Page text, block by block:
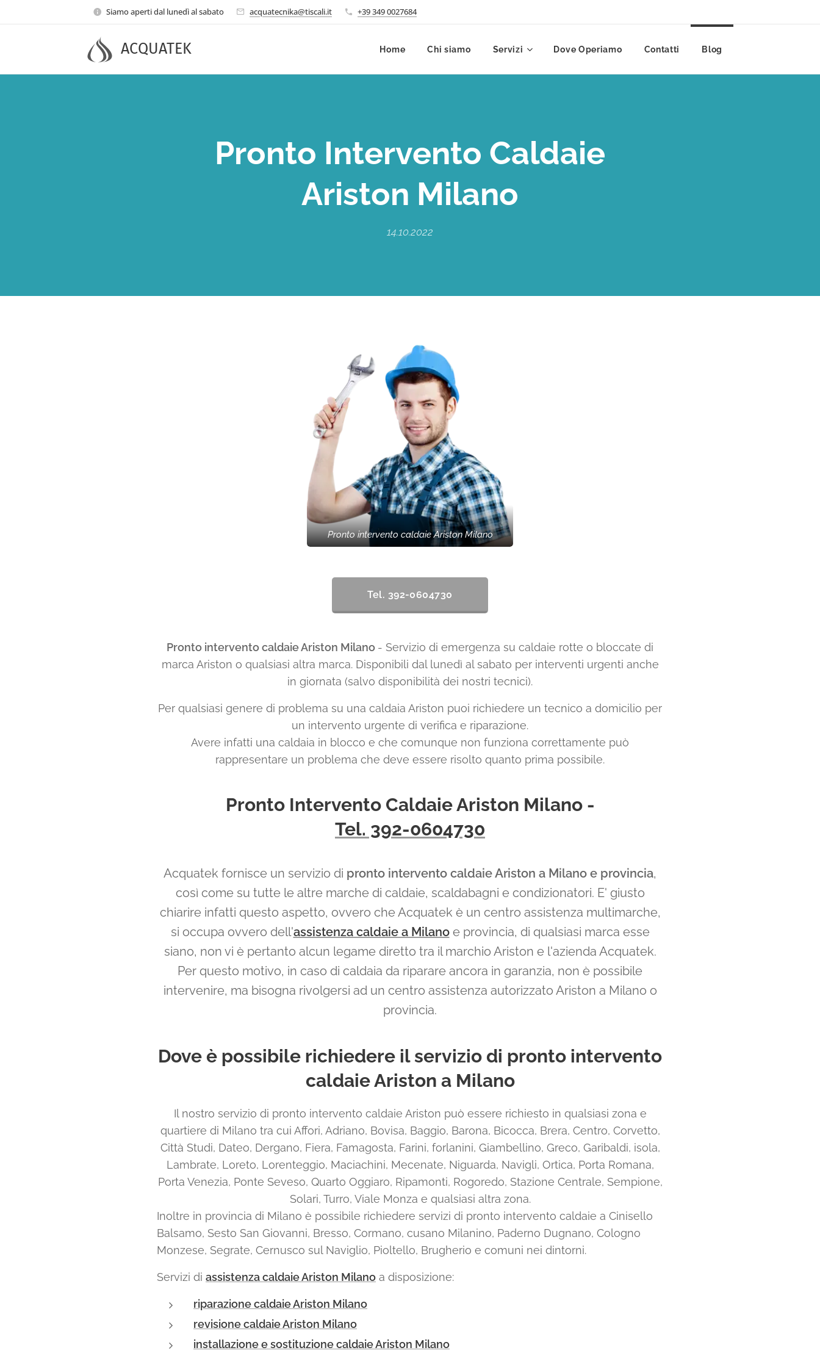
Siamo aperti dal lunedì al sabato acquatecnika@tiscali.it +39 349 0027684
ACQUATEK Home Chi siamo Servizi Dove Operiamo Contatti Blog
Pronto Intervento Caldaie
Ariston Milano
14.10.2022
Pronto intervento caldaie Ariston Milano
Tel. 392-0604730
Pronto intervento caldaie Ariston Milano - Servizio di emergenza su caldaie rotte o bloccate di
marca Ariston o qualsiasi altra marca. Disponibili dal lunedì al sabato per interventi urgenti anche
in giornata (salvo disponibilità dei nostri tecnici).
Per qualsiasi genere di problema su una caldaia Ariston puoi richiedere un tecnico a domicilio per
un intervento urgente di verifica e riparazione.
Avere infatti una caldaia in blocco e che comunque non funziona correttamente può
rappresentare un problema che deve essere risolto quanto prima possibile.
Pronto Intervento Caldaie Ariston Milano -
Tel. 392-0604730
Acquatek fornisce un servizio di pronto intervento caldaie Ariston a Milano e provincia,
così come su tutte le altre marche di caldaie, scaldabagni e condizionatori. E' giusto
chiarire infatti questo aspetto, ovvero che Acquatek è un centro assistenza multimarche,
si occupa ovvero dell'assistenza caldaie a Milano e provincia, di qualsiasi marca esse
siano, non vi è pertanto alcun legame diretto tra il marchio Ariston e l'azienda Acquatek.
Per questo motivo, in caso di caldaia da riparare ancora in garanzia, non è possibile
intervenire, ma bisogna rivolgersi ad un centro assistenza autorizzato Ariston a Milano o
provincia.
Dove è possibile richiedere il servizio di pronto intervento
caldaie Ariston a Milano
Il nostro servizio di pronto intervento caldaie Ariston può essere richiesto in qualsiasi zona e
quartiere di Milano tra cui Affori, Adriano, Bovisa, Baggio, Barona, Bicocca, Brera, Centro, Corvetto,
Città Studi, Dateo, Dergano, Fiera, Famagosta, Farini, forlanini, Giambellino, Greco, Garibaldi, isola,
Lambrate, Loreto, Lorenteggio, Maciachini, Mecenate, Niguarda, Navigli, Ortica, Porta Romana,
Porta Venezia, Ponte Seveso, Quarto Oggiaro, Ripamonti, Rogoredo, Stazione Centrale, Sempione,
Solari, Turro, Viale Monza e qualsiasi altra zona.
Inoltre in provincia di Milano è possibile richiedere servizi di pronto intervento caldaie a Cinisello
Balsamo, Sesto San Giovanni, Bresso, Cormano, cusano Milanino, Paderno Dugnano, Cologno
Monzese, Segrate, Cernusco sul Naviglio, Pioltello, Brugherio e comuni nei dintorni.
Servizi di assistenza caldaie Ariston Milano a disposizione:
riparazione caldaie Ariston Milano
revisione caldaie Ariston Milano
installazione e sostituzione caldaie Ariston Milano